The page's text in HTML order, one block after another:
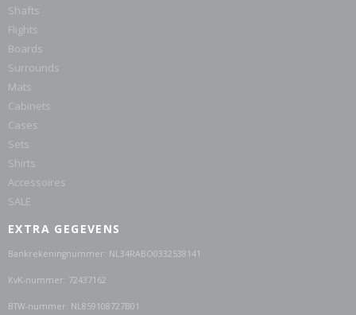
Shafts
Flights
Boards
Surrounds
Mats
Cabinets
Cases
Sets
Shirts
Accessoires
SALE
EXTRA GEGEVENS
Bankrekeningnummer: NL34RABO0332538141
KvK-nummer: 72437162
BTW-nummer: NL859108727B01